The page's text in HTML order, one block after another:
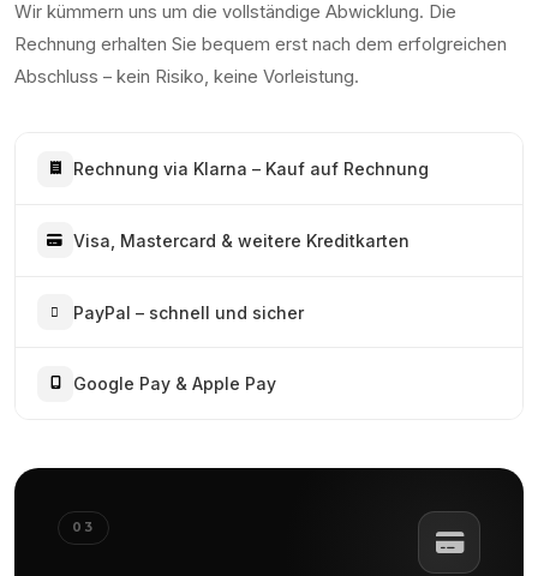
Wir kümmern uns um die vollständige Abwicklung. Die
Rechnung erhalten Sie bequem erst nach dem erfolgreichen
Abschluss – kein Risiko, keine Vorleistung.
Rechnung via Klarna – Kauf auf Rechnung
Visa, Mastercard & weitere Kreditkarten
PayPal – schnell und sicher
Google Pay & Apple Pay
03